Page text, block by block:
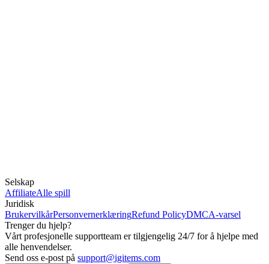
Selskap
AffiliateAlle spill
Juridisk
BrukervilkårPersonvernerklæringRefund PolicyDMCA-varsel
Trenger du hjelp?
Vårt profesjonelle supportteam er tilgjengelig 24/7 for å hjelpe med
alle henvendelser.
Send oss e-post på support@igitems.com